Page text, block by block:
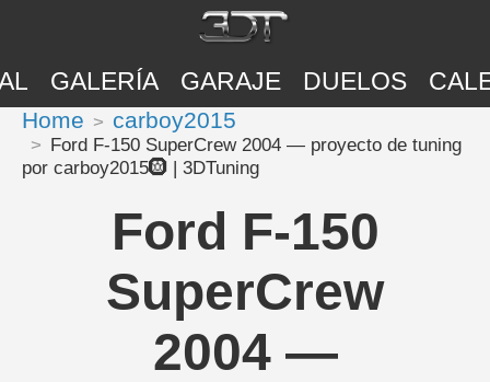
GALERÍA GARAJE DUELOS
Home carboy2015
Ford F-150 SuperCrew 2004 — proyecto de tuning
por carboy2015🛞 | 3DTuning
Ford F-150
SuperCrew
2004 —